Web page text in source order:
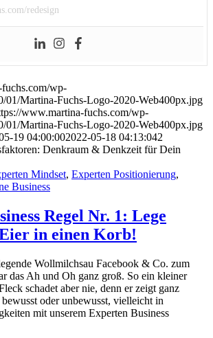
redesign
wp-
01/Martina-Fuchs-Logo-2020-Web400px.jpg
www.martina-fuchs.com/wp-
01/Martina-Fuchs-Logo-2020-Web400px.jpg
19 04:00:002022-05-18 04:13:042
Denkraum & Denkzeit für Dein
Mindset, Experten Positionierung,
Business
Regel Nr. 1: Lege
in einen Korb!
Wollmilchsau Facebook & Co. zum
das Ah und Oh ganz groß. So ein kleiner
schadet aber nie, denn er zeigt ganz
oder unbewusst, vielleicht in
mit unserem Experten Business